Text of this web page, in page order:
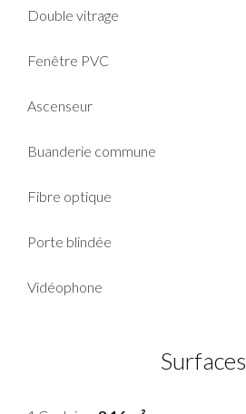
Double vitrage
Fenêtre PVC
Ascenseur
Buanderie commune
Fibre optique
Porte blindée
Vidéophone
Surfaces